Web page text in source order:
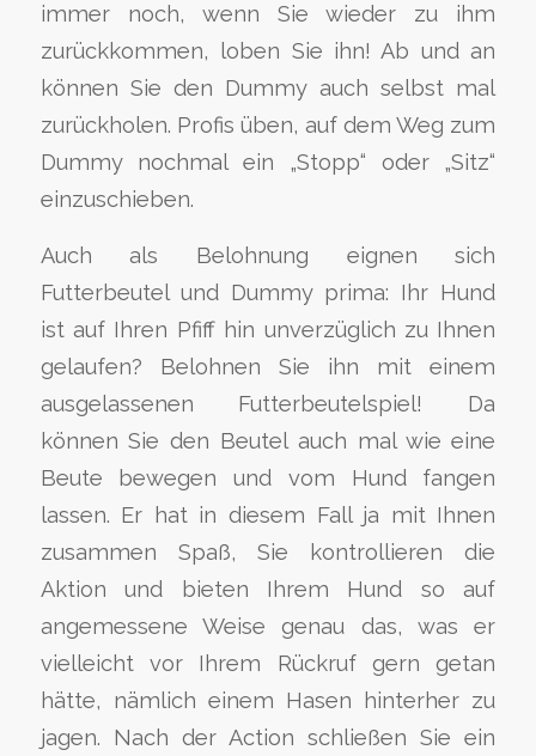
immer noch, wenn Sie wieder zu ihm
zurückkommen, loben Sie ihn! Ab und an
können Sie den Dummy auch selbst mal
zurückholen. Profis üben, auf dem Weg zum
Dummy nochmal ein „Stopp“ oder „Sitz“
einzuschieben.
Auch als Belohnung eignen sich
Futterbeutel und Dummy prima: Ihr Hund
ist auf Ihren Pfiff hin unverzüglich zu Ihnen
gelaufen? Belohnen Sie ihn mit einem
ausgelassenen Futterbeutelspiel! Da
können Sie den Beutel auch mal wie eine
Beute bewegen und vom Hund fangen
lassen. Er hat in diesem Fall ja mit Ihnen
zusammen Spaß, Sie kontrollieren die
Aktion und bieten Ihrem Hund so auf
angemessene Weise genau das, was er
vielleicht vor Ihrem Rückruf gern getan
hätte, nämlich einem Hasen hinterher zu
jagen. Nach der Action schließen Sie ein